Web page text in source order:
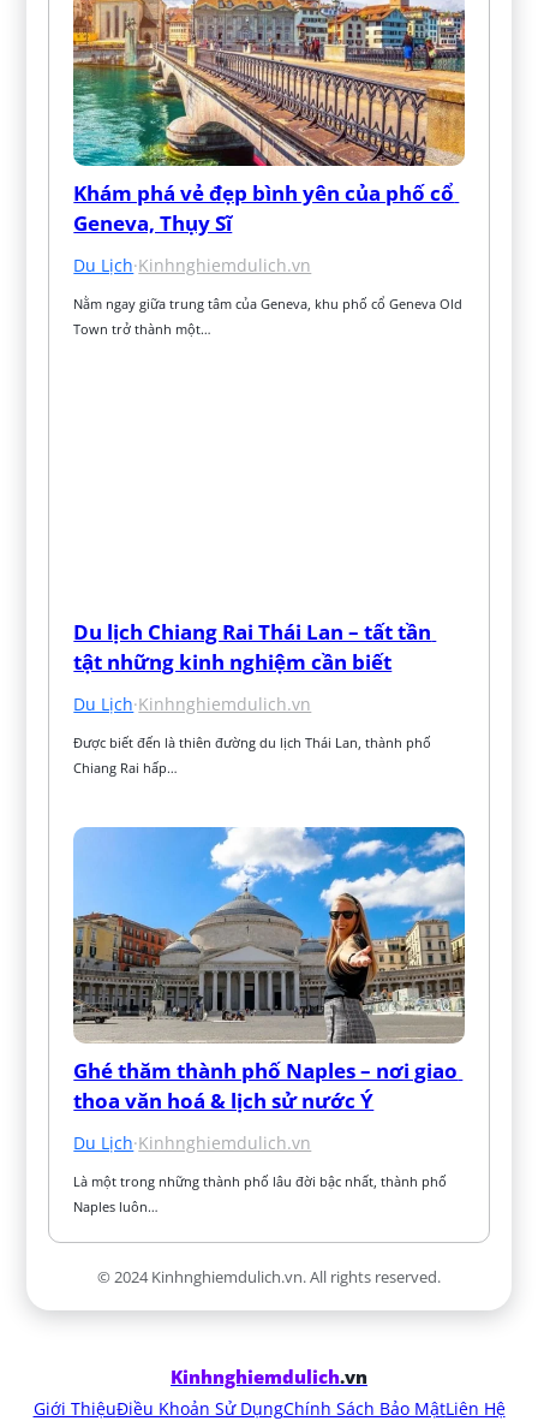
Khám phá vẻ đẹp bình yên của phố cổ
Geneva, Thụy Sĩ
Du Lịch·Kinhnghiemdulich.vn
Nằm ngay giữa trung tâm của Geneva, khu phố cổ Geneva Old
Town trở thành một…
Du lịch Chiang Rai Thái Lan – tất tần
tật những kinh nghiệm cần biết
Du Lịch·Kinhnghiemdulich.vn
Được biết đến là thiên đường du lịch Thái Lan, thành phố
Chiang Rai hấp…
Ghé thăm thành phố Naples – nơi giao
thoa văn hoá & lịch sử nước Ý
Du Lịch·Kinhnghiemdulich.vn
Là một trong những thành phố lâu đời bậc nhất, thành phố
Naples luôn…
© 2024 Kinhnghiemdulich.vn. All rights reserved.
Kinhnghiemdulich.vn
Giới ThiệuĐiều Khoản Sử DụngChính Sách Bảo MậtLiên Hệ